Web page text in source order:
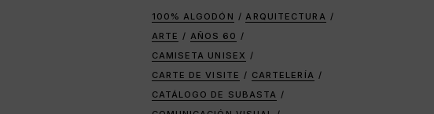
100% ALGODÓN
ARQUITECTURA
ARTE
AÑOS 60
CAMISETA UNISEX
CARTE DE VISITE
CARTELERÍA
CATÁLOGO DE SUBASTA